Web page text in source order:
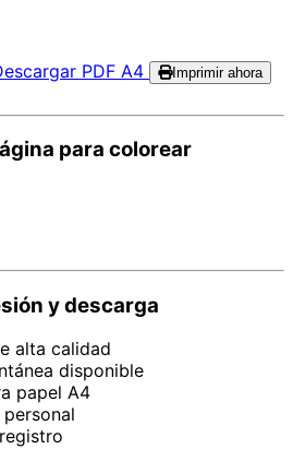
PDF A4 Imprimir ahora
para colorear
y descarga
alta calidad
disponible
papel A4